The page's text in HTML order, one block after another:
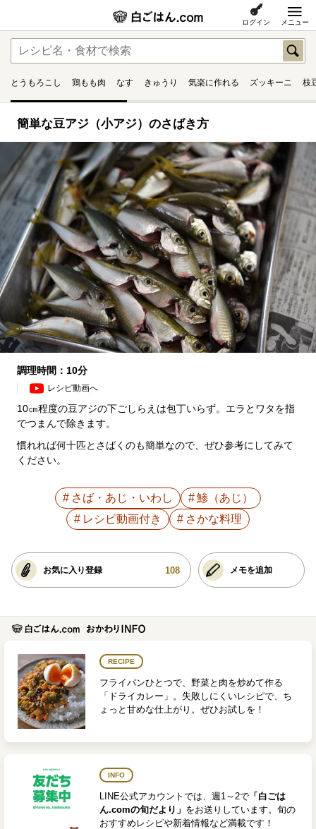
ログイン メニュー
とうもろこし 鶏もも肉 なす きゅうり 気楽に作れる ズッキーニ 枝
簡単な豆アジ（小アジ）のさばき方
調理時間：10分
レシピ動画へ
10㎝程度の豆アジの下ごしらえは包丁いらず。エラとワタを指
でつまんで除きます。
慣れれば何十匹とさばくのも簡単なので、ぜひ参考にしてみて
ください。
さば・あじ・いわし
鯵（あじ）
レシピ動画付き
さかな料理
お気に入り登録 108 メモを追加
RECIPE
フライパンひとつで、野菜と肉を炒めて作る
「ドライカレー」。失敗しにくいレシピで、ち
ょっと甘めな仕上がり。ぜひお試しを！
INFO
LINE公式アカウントでは、週1～2で 「白ごは
ん.comの旬だより」 をお送りしています。旬の
おすすめレシピや新着情報など満載です！